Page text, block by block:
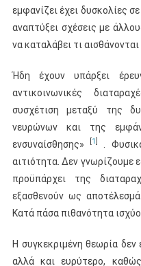
εμφανίζει έχει δυσκολίες
αναπτύξει σχέσεις με
να καταλάβει τι
Ήδη έχουν υπάρξει
αντικοινωνικές
συσχέτιση μεταξύ της
νευρώνων και της
ενσυναίσθησης»
1
.
αιτιότητα. Δεν γνωρίζουμε
προϋπάρχει της
εξασθενούν ως
Κατά πάσα πιθανότητα
Η συγκεκριμένη θεωρία δεν
αλλά και ευρύτερο,